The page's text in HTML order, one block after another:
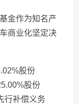
金作为知名产
商业化坚定决
股份
股份
行补偿义务